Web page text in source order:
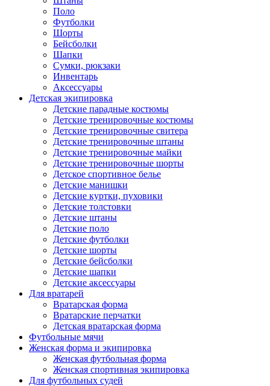
Поло
Футболки
Шорты
Бейсболки
Шапки
Сумки, рюкзаки
Инвентарь
Аксессуары
Детская экипировка
Детские парадные костюмы
Детские тренировочные костюмы
Детские тренировочные свитера
Детские тренировочные штаны
Детские тренировочные майки
Детские тренировочные шорты
Детское спортивное белье
Детские манишки
Детские куртки, пуховики
Детские толстовки
Детские штаны
Детские поло
Детские футболки
Детские шорты
Детские бейсболки
Детские шапки
Детские аксессуары
Для вратарей
Вратарская форма
Вратарские перчатки
Детская вратарская форма
Футбольные мячи
Женская форма и экипировка
Женская футбольная форма
Женская спортивная экипировка
Для футбольных судей